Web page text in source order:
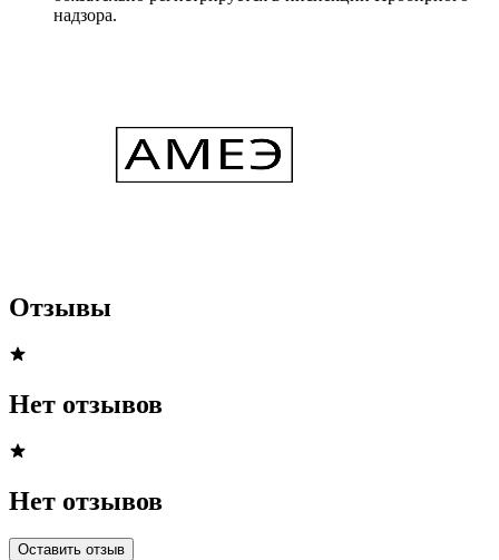
надзора.
Отзывы
Нет отзывов
Нет отзывов
Оставить отзыв